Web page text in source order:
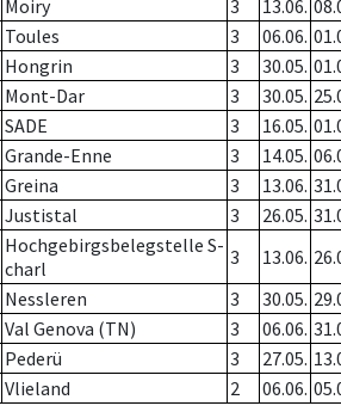
Moiry 3 13.06.
Toules 3 06.06.
Hongrin 3 30.05.
Mont-Dar 3 30.05.
SADE 3 16.05.
Grande-Enne 3 14.05.
Greina 3 13.06.
Justistal 3 26.05.
Hochgebirgsbelegstelle S-
charl
3 13.06.
Nessleren 3 30.05.
Val Genova (TN) 3 06.06.
Pederü 3 27.05.
Vlieland 2 06.06.